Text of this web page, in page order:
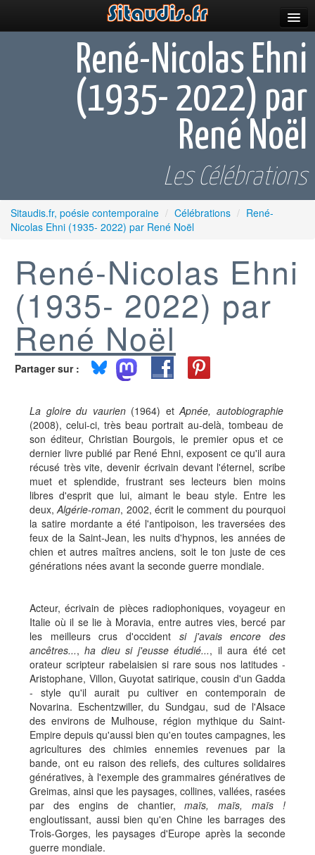
Poèmes et fictions
Prescriptions
René-Nicolas Ehni
(1935- 2022) par
René Noël
Les Célébrations
Sitaudis.fr, poésie contemporaine / Célébrations / René-
Nicolas Ehni (1935- 2022) par René Noël
René-Nicolas Ehni
(1935- 2022) par
René Noël
Partager sur :
La gloire du vaurien (1964) etApnée, autobiographie
(2008), celui-ci, très beau portrait au-delà, tombeau de
son éditeur, Christian Bourgois, le premier opus et ce
dernier livre publié par René Ehni, exposent ce qu'il aura
récusé très vite, devenir écrivain devant l'éternel, scribe
muet et splendide, frustrant ses lecteurs bien moins
libres d'esprit que lui, aimant le beau style. Entre les
deux,Algérie-roman, 2002, écrit le comment du pourquoi
la satire mordante a été l'antipoison, les traversées des
feux de la Saint-Jean, les nuits d'hypnos, les années de
chien et autres maîtres anciens, soit le ton juste de ces
générations nées avant la seconde guerre mondiale.
Acteur, écrivain de pièces radiophoniques, voyageur en
Italie où il se lie à Moravia, entre autres vies, bercé par
les meilleurs crus d'occident si j'avais encore des
ancêtres...,ha dieu si j'eusse étudié..., il aura été cet
orateur scripteur rabelaisien si rare sous nos latitudes -
Aristophane, Villon, Guyotat satirique, cousin d'un Gadda
- style qu'il aurait pu cultiver en contemporain de
Novarina. Eschentzwiller, du Sundgau, sud de l'Alsace
des environs de Mulhouse, région mythique du Saint-
Empire depuis qu'aussi bien qu'en toutes campagnes, les
agricultures des chimies ennemies revenues par la
bande, ont eu raison des reliefs, des cultures solidaires
génératives, à l'exemple des grammaires génératives de
Greimas, ainsi que les paysages, collines, vallées, rasées
par des engins de chantier,maïs, maïs, maïs !
engloutissant, aussi bien qu'en Chine les barrages des
Trois-Gorges, les paysages d'Europe après la seconde
guerre mondiale.